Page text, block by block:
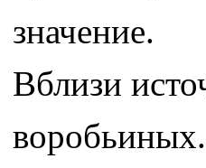
значение.
Вблизи